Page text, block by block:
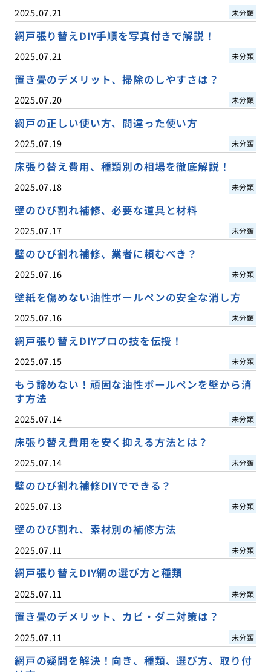
2025.07.21 未分類
網戸張り替えDIY手順を写真付きで解説！
2025.07.21 未分類
置き畳のデメリット、掃除のしやすさは？
2025.07.20 未分類
網戸の正しい使い方、間違った使い方
2025.07.19 未分類
床張り替え費用、種類別の相場を徹底解説！
2025.07.18 未分類
壁のひび割れ補修、必要な道具と材料
2025.07.17 未分類
壁のひび割れ補修、業者に頼むべき？
2025.07.16 未分類
壁紙を傷めない油性ボールペンの安全な消し方
2025.07.16 未分類
網戸張り替えDIYプロの技を伝授！
2025.07.15 未分類
もう諦めない！頑固な油性ボールペンを壁から消
す方法
2025.07.14 未分類
床張り替え費用を安く抑える方法とは？
2025.07.14 未分類
壁のひび割れ補修DIYでできる？
2025.07.13 未分類
壁のひび割れ、素材別の補修方法
2025.07.11 未分類
網戸張り替えDIY網の選び方と種類
2025.07.11 未分類
置き畳のデメリット、カビ・ダニ対策は？
2025.07.11 未分類
網戸の疑問を解決！向き、種類、選び方、取り付